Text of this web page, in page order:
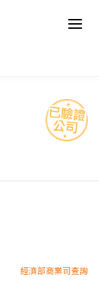
經濟部商業司查詢